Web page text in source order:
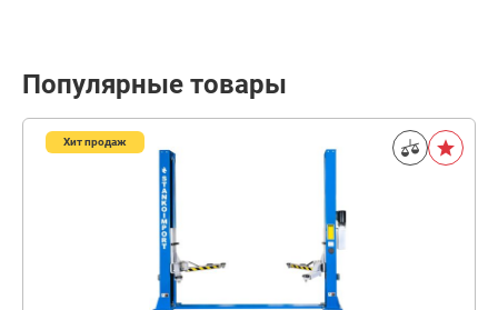
Популярные товары
Хит продаж